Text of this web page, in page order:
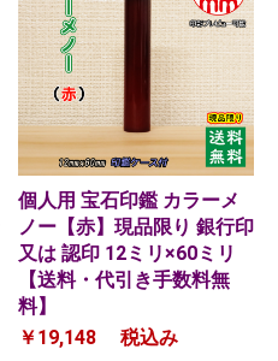
個人用 宝石印鑑 カラーメ
ノー【赤】現品限り 銀行印
又は 認印 12ミリ×60ミリ
【送料・代引き手数料無
料】
￥19,148
税込み